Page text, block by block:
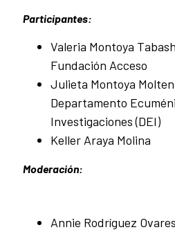
Participantes:
Valeria Montoya
Fundación Acceso
Julieta Montoya
Departamento
Investigaciones (DEI)
Keller Araya Molina
Moderación:
Annie Rodríguez